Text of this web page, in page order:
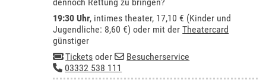
19:30 Uhr, intimes theater, 17,10 € (Kinder und
Jugendliche: 8,60 €) oder mit derTheatercard
günstiger
Tickets oder
Besucherservice
03332 538 111